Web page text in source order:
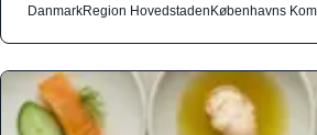
DanmarkRegion HovedstadenKøbenhavns